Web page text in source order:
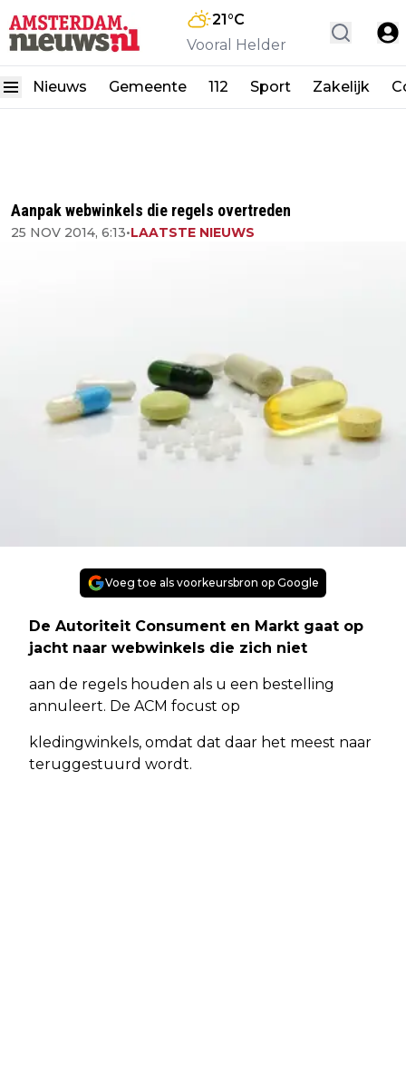
21°C
Vooral Helder
Nieuws Gemeente 112 Sport Zakelijk
Aanpak webwinkels die regels overtreden
25 NOV 2014, 6:13•LAATSTE NIEUWS
Voeg toe als voorkeursbron op Google
De Autoriteit Consument en Markt gaat op
jacht naar webwinkels die zich niet
aan de regels houden als u een bestelling
annuleert. De ACM focust op
kledingwinkels, omdat dat daar het meest naar
teruggestuurd wordt.